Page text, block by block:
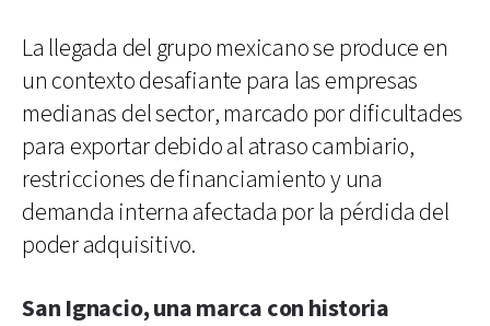
La llegada del grupo mexicano se produce en
un contexto desafiante para las empresas
medianas del sector, marcado por dificultades
para exportar debido al atraso cambiario,
restricciones de financiamiento y una
demanda interna afectada por la pérdida del
poder adquisitivo.
San Ignacio, una marca con historia